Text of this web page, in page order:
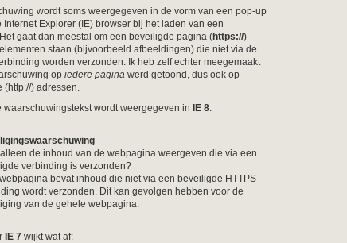
wordt soms weergegeven in de vorm van een pop-up
Internet Explorer (IE) browser bij het laden van een
gaat dan meestal om een beveiligde pagina (https://)
staan (bijvoorbeeld afbeeldingen) die niet via de
worden verzonden. Ik heb zelf echter meegemaakt
op iedere pagina werd getoond, dus ook op
(http://) adressen.
waarschuwingstekst wordt weergegeven in
IE 8:
de inhoud van de webpagina weergeven die via een
verbinding is verzonden?
bevat inhoud die niet via een beveiligde HTTPS-
wordt verzonden. Dit kan gevolgen hebben voor de
van de gehele webpagina.
IE 7 wijkt wat af: